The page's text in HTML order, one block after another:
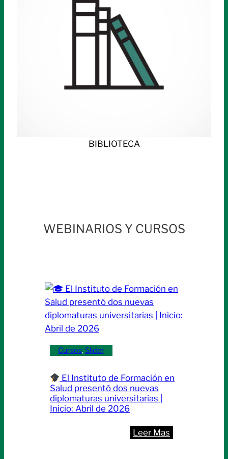
BIBLIOTECA
WEBINARIOS Y CURSOS
Cursos, Slider
El Instituto de Formación en
Salud presentó dos nuevas
diplomaturas universitarias |
Inicio: Abril de 2026
Leer Mas